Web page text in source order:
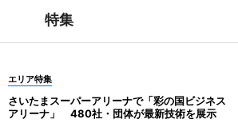
特集
エリア特集
さいたまスーパーアリーナで「彩の国ビジネス
アリーナ」 480社・団体が最新技術を展示